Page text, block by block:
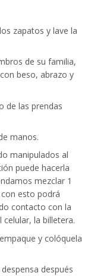
zapatos y lave la
de su familia,
beso, abrazo y
de las prendas
manos.
manipulados al
puede hacerla
mezclar 1
esto podrá
contacto con la
la billetera.
y colóquela
después